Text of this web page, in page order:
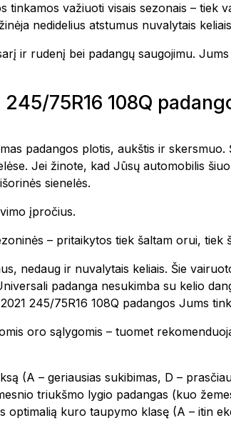
tinkamos važiuoti visais sezonais – tiek
nedidelius atstumus nuvalytais
ir rudenį bei padangų saugojimu.
75R16 108Q
padangos plotis, aukštis ir skersmuo.
Jei žinote, kad Jūsų automobilis
sienelės.
įpročius.
– pritaikytos tiek šaltam orui, tiek
nedaug ir nuvalytais keliais. Šie
padanga nesukimba su kelio
245/75R16 108Q padangos Jums
oro sąlygomis – tuomet
(A – geriausias sukibimas, D –
triukšmo lygio padangas (kuo
optimalią kuro taupymo klasę (A – itin